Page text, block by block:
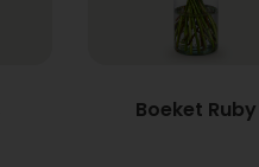
Boeket Ruby